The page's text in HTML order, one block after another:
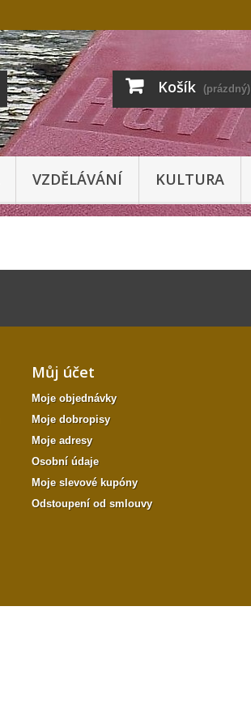
Košík (prázdný)
VZDĚLÁVÁNÍ KULTURA
Můj účet
Moje objednávky
Moje dobropisy
Moje adresy
Osobní údaje
Moje slevové kupóny
Odstoupení od smlouvy